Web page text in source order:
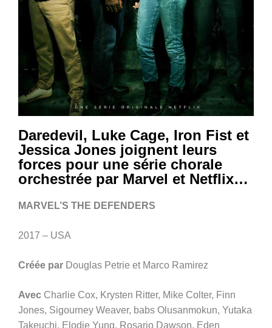
Daredevil, Luke Cage, Iron Fist et
Jessica Jones joignent leurs
forces pour une série chorale
orchestrée par Marvel et Netflix…
MARVEL’S THE DEFENDERS
2017 – USA
Créée par Douglas Petrie et Marco Ramirez
Avec Charlie Cox, Krysten Ritter, Mike Colter, Finn
Jones, Sigourney Weaver, babs Olusanmokun, Yutaka
Takeuchi, Elodie Yung, Rosario Dawson, Eden